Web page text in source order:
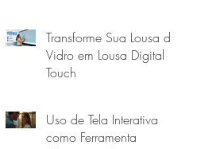
Transforme Sua Lousa de
Vidro em Lousa Digital
Touch
Uso de Tela Interativa
como Ferramenta